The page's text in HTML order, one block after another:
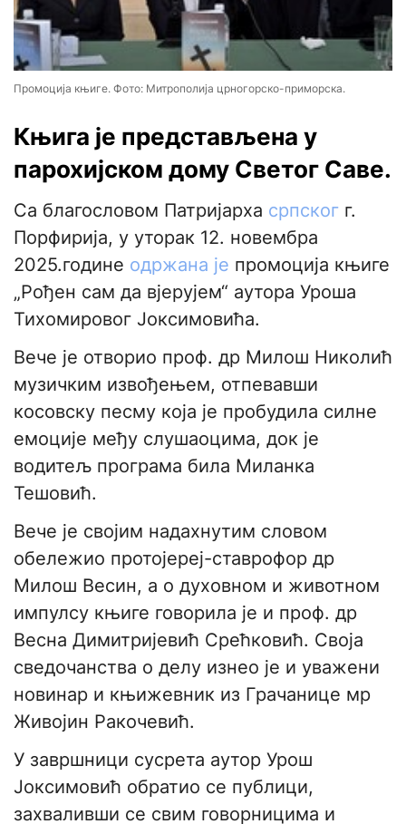
Промоција књиге. Фото: Митрополија црногорско-приморска.
Књига је представљена у
парохијском дому Светог Саве.
Са благословом Патријарха српског г.
Порфирија, у уторак 12. новембра
2025.године одржана је промоција књиге
„Рођен сам да вјерујем“ аутора Уроша
Тихомировог Јоксимовића.
Вече је отворио проф. др Милош Николић
музичким извођењем, отпевавши
косовску песму која је пробудила силне
емоције међу слушаоцима, док је
водитељ програма била Миланка
Тешовић.
Вече је својим надахнутим словом
обележио протојереј-ставрофор др
Милош Весин, а о духовном и животном
импулсу књиге говорила је и проф. др
Весна Димитријевић Срећковић. Своја
сведочанства о делу изнео је и уважени
новинар и књижевник из Грачанице мр
Живојин Ракочевић.
У завршници сусрета аутор Урош
Јоксимовић обратио се публици,
захваливши се свим говорницима и